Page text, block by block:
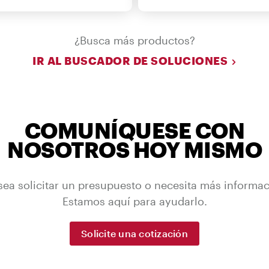
¿Busca más productos?
IR AL BUSCADOR DE SOLUCIONES
COMUNÍQUESE CON
NOSOTROS HOY MISMO
solicitar un presupuesto o necesita más
Estamos aquí para ayudarlo.
Solicite una cotización